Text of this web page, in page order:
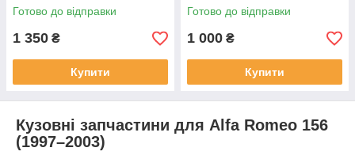
Готово до відправки
1 350 ₴
Купити
Готово до відправки
1 000 ₴
Купити
Кузовні запчастини для Alfa Romeo 156
(1997–2003)